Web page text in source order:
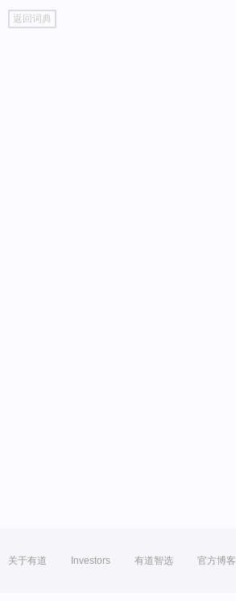
go
top
返回词典
关于有道 Investors 有道智选 官方博客